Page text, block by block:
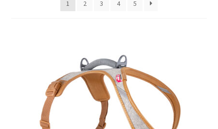
Concept for Life pro kočky — Krmivo pro každou životní
Fontány pro kočky
Granule pro kočky
Hill’s pro kočky — Veterinární a prémiová výživa
1 2 3 4 5